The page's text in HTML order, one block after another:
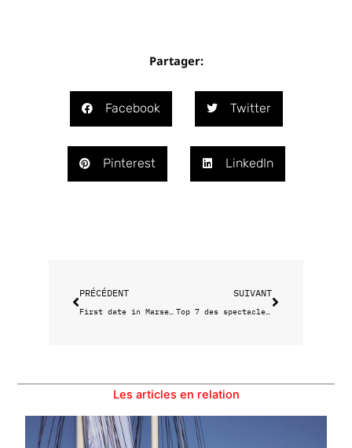
Partager:
Facebook Twitter
Pinterest LinkedIn
PRÉCÉDENT
First date in Marseille : vos 10 spots favoris
SUIVANT
Top 7 des spectacles de la saison 2025-2026 à ne pas rater !
Les articles en relation